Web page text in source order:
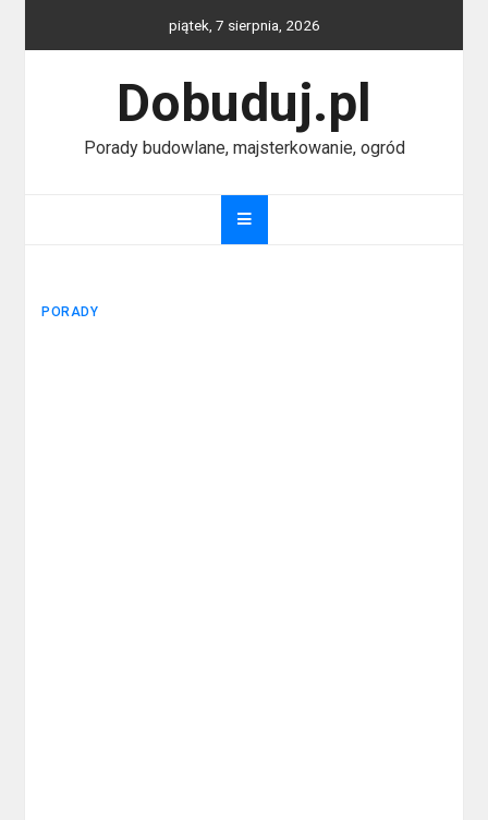
piątek, 7 sierpnia, 2026
Dobuduj.pl
Porady budowlane, majsterkowanie, ogród
PORADY